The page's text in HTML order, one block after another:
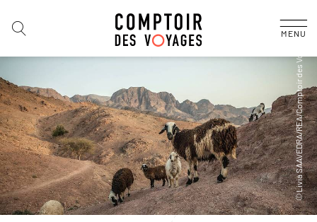
MENU